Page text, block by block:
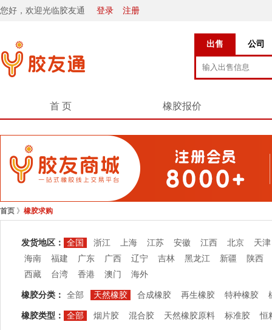
您好，欢迎光临胶友通 登录 注册
出售 公司
首 页 橡胶报价
首页 》 橡胶求购
发货地区： 全国 浙江 上海 江苏 安徽 江西 北京
天津
海南
福建 广东 广西 辽宁 吉林 黑龙江 新疆
陕西
西藏
台湾 香港 澳门 海外
橡胶分类： 全部 天然橡胶 合成橡胶 再生橡胶 特种橡胶
橡胶类型： 全部 烟片胶 混合胶 天然橡胶原料 标准胶 恒